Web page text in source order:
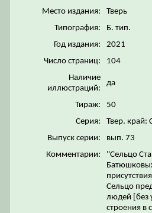
Место издания:
Тверь
Типография:
Б. тип.
Год издания:
2021
Число страниц:
104
Наличие
иллюстраций:
да
Тираж:
50
Серия:
Твер.
Выпуск серии:
вып. 73
Комментарии:
"Сельцо
Сельцо
людей [без
строения в